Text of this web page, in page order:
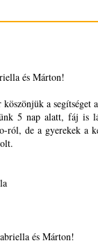
és Márton!
a segítséget
5 nap alatt, fáj is
ról, de a gyerekek a
és Márton!